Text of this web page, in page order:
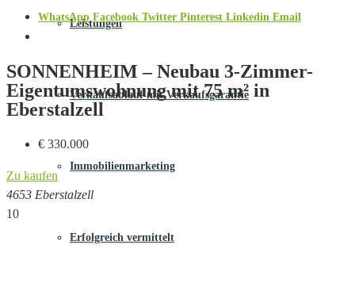
Leistungen
Verkaufsablauf mit Verkaufsgarantie
Immobilienmarketing
Erfolgreich vermittelt
WhatsApp Facebook Twitter Pinterest Linkedin Email
SONNENHEIM – Neubau 3-Zimmer-
Eigentumswohnung mit 75 m² in
Eberstalzell
€ 330.000
Zu kaufen
4653 Eberstalzell
10